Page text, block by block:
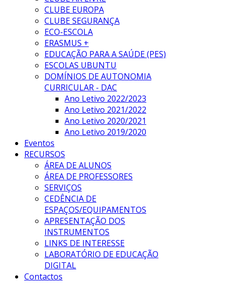
CLUBE EUROPA
CLUBE SEGURANÇA
ECO-ESCOLA
ERASMUS +
EDUCAÇÃO PARA A SAÚDE (PES)
ESCOLAS UBUNTU
DOMÍNIOS DE AUTONOMIA
CURRICULAR - DAC
Ano Letivo 2022/2023
Ano Letivo 2021/2022
Ano Letivo 2020/2021
Ano Letivo 2019/2020
Eventos
RECURSOS
ÁREA DE ALUNOS
ÁREA DE PROFESSORES
SERVIÇOS
CEDÊNCIA DE
ESPAÇOS/EQUIPAMENTOS
APRESENTAÇÃO DOS
INSTRUMENTOS
LINKS DE INTERESSE
LABORATÓRIO DE EDUCAÇÃO
DIGITAL
Contactos